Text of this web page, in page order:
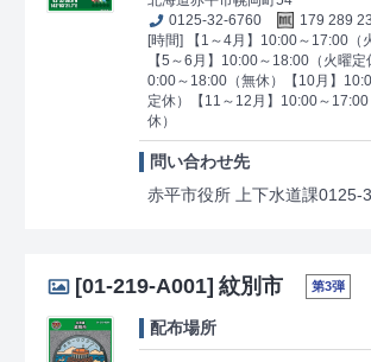
0125-32-6760
179 289
[時間] 【1～4月】10:00～17:00（
【5～6月】10:00～18:00（火曜
0:00～18:00（無休）【10月】
定休）【11～12月】10:00～
休）
問い合わせ先
赤平市役所 上下水道課0125-
[01-219-A001] 紋別市 第3弾
配布場所